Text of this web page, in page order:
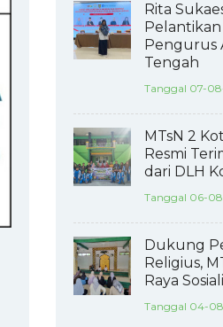
Rita
Pelantikan
Pengurus
Tengah
Tanggal 07-
MTsN 2
Resmi
dari DLH
Tanggal 06-
Dukung
Religius,
Raya
Tanggal 04-